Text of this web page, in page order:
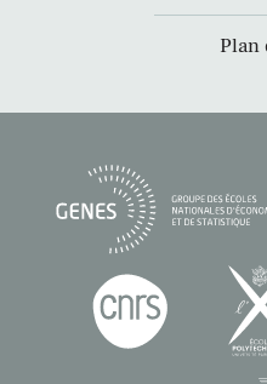
Plan